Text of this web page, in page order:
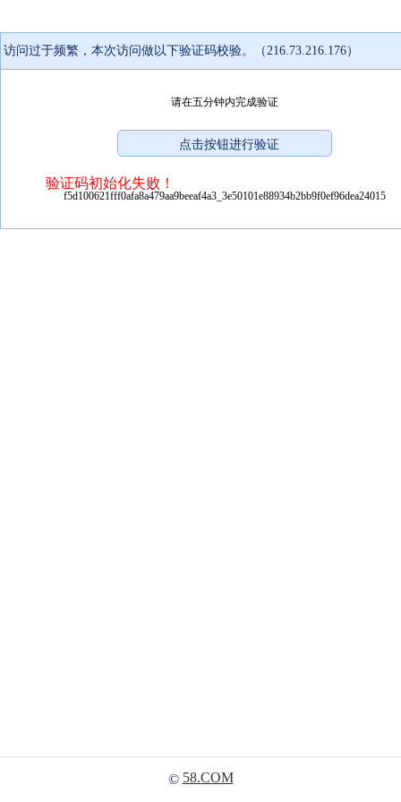
访问过于频繁，本次访问做以下验证码校验。（216.73.216.176）
请在五分钟内完成验证
验证码初始化失败！
f5d100621fff0afa8a479aa9beeaf4a3_3e50101e88934b2bb9f0ef96dea24015
© 58.COM